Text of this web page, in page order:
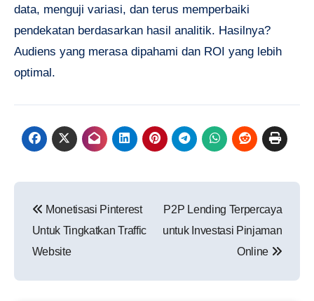
data, menguji variasi, dan terus memperbaiki
pendekatan berdasarkan hasil analitik. Hasilnya?
Audiens yang merasa dipahami dan ROI yang lebih
optimal.
pos
Monetisasi Pinterest
Untuk Tingkatkan Traffic
Website
P2P Lending Terpercaya
untuk Investasi Pinjaman
Online